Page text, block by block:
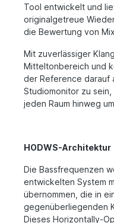
Tool entwickelt und
originalgetreue
die Bewertung von
Mit zuverlässiger
Mitteltonbereich und
der Reference darauf
Studiomonitor zu
jeden Raum hinweg
HODWS-Architektur
Die Bassfrequenzen
entwickelten System
übernommen, die in
gegenüberliegenden
Dieses Horizontally-